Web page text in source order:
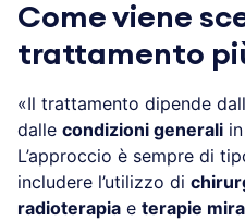
Come viene
trattamento
«Il trattamento dipende
dalle condizioni generali
L’approccio è sempre di
includere l’utilizzo di
radioterapia e terapie